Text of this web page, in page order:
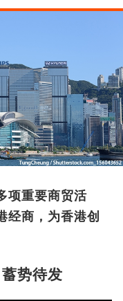
项重要商贸活
经商，为香港创
势待发